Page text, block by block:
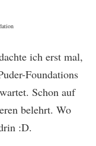
ich erst mal,
Foundations
Schon auf
belehrt. Wo
:D.